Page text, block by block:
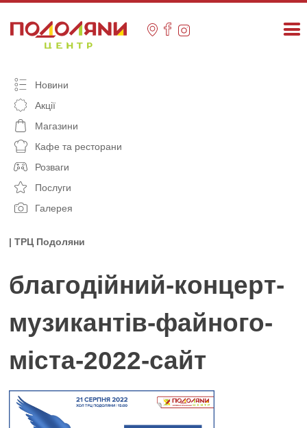
content
Новини
Акції
Магазини
Кафе та ресторани
Розваги
Послуги
Галерея
| ТРЦ Подоляни
благодійний-концерт-
музикантів-файного-
міста-2022-сайт